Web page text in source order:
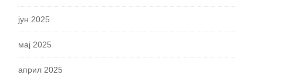
јун 2025
мај 2025
април 2025